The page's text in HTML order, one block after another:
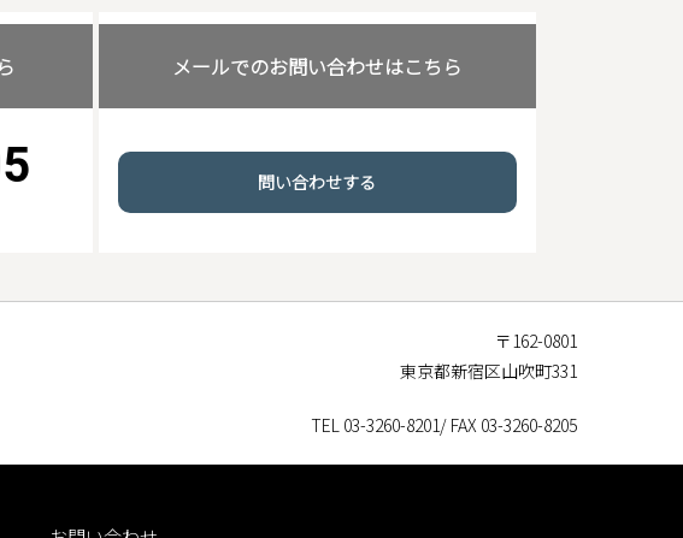
メールでのお問い合わせはこちら
問い合わせする
〒162-0801
東京都新宿区山吹町331
TEL 03-3260-8201/ FAX 03-3260-8205